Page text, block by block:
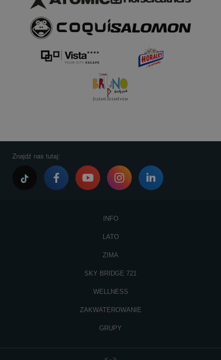
Znajdź nas tutaj:
INFO
LATO
ZIMA
SKY BRIDGE 721
WELLNESS
ZAKWATEROWANIE
GRUPY